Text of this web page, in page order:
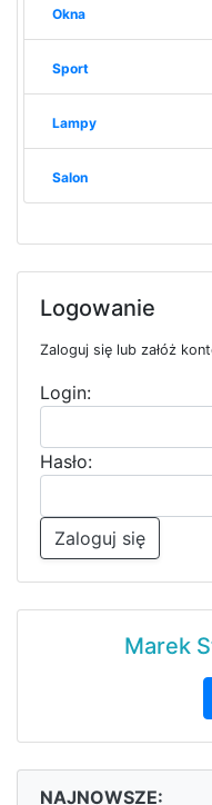
Okna
Sport
Lampy
Salon
Logowanie
Zaloguj się lub załóż
Login:
Hasło:
Zaloguj się
Marek
NAJNOWSZE: